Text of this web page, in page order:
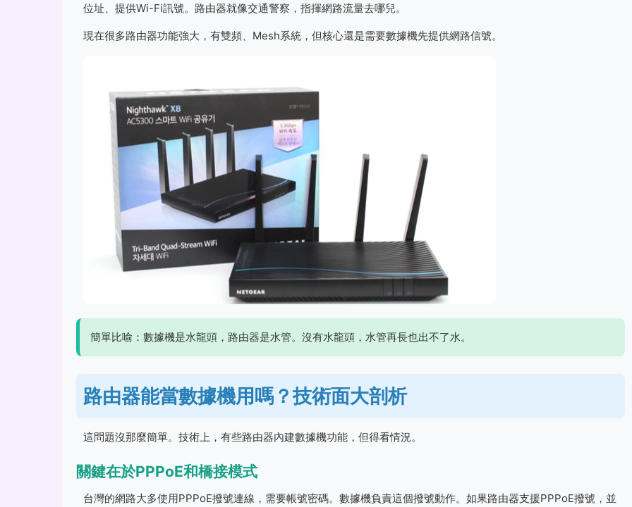
位址、提供Wi-Fi訊號。路由器就像交通警察，指揮網路流量去哪兒。
現在很多路由器功能強大，有雙頻、Mesh系統，但核心還是需要數據機先提供網路信號。
簡單比喻：數據機是水龍頭，路由器是水管。沒有水龍頭，水管再長也出不了水。
路由器能當數據機用嗎？技術面大剖析
這問題沒那麼簡單。技術上，有些路由器內建數據機功能，但得看情況。
關鍵在於PPPoE和橋接模式
台灣的網路大多使用PPPoE撥號連線，需要帳號密碼。數據機負責這個撥號動作。如果路由器支援PPPoE撥號，並